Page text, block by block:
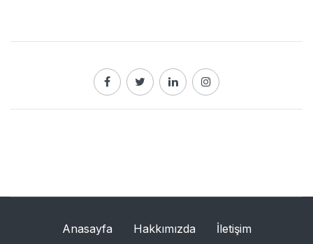
Anasayfa Hakkımızda İletişim